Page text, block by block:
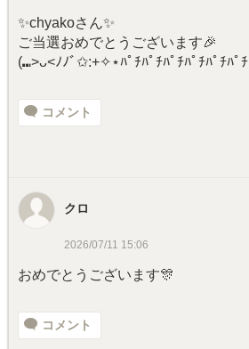
✨chyakoさん✨
ご当選おめでとうございます🎉
(⑉>ᴗ<ﾉﾉﾞ✩:+✧︎⋆ﾊﾟﾁﾊﾟﾁﾊﾟﾁﾊﾟﾁﾊﾟﾁﾊﾟﾁ
コメント
クロ
2026/07/11 15:06
おめでとうございます🎊
コメント